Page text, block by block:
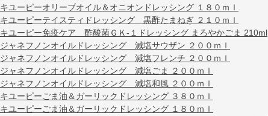
キユーピーオリーブオイル＆オニオンドレッシング １８０ｍｌ
キユーピーテイスティドレッシング 黒酢たまねぎ ２１０ｍｌ
キユーピー免疫ケア 酢酸菌ＧＫ-１ドレッシング まろやかごま 210ml
ジャネフノンオイルドレッシング 減塩サウザン ２００ｍｌ
ジャネフノンオイルドレッシング 減塩フレンチ ２００ｍｌ
ジャネフノンオイルドレッシング 減塩ごま ２００ｍｌ
ジャネフノンオイルドレッシング 減塩和風 ２００ｍｌ
キユーピーごま油＆ガーリックドレッシング ３８０ｍｌ
キユーピーごま油＆ガーリックドレッシング １８０ｍｌ